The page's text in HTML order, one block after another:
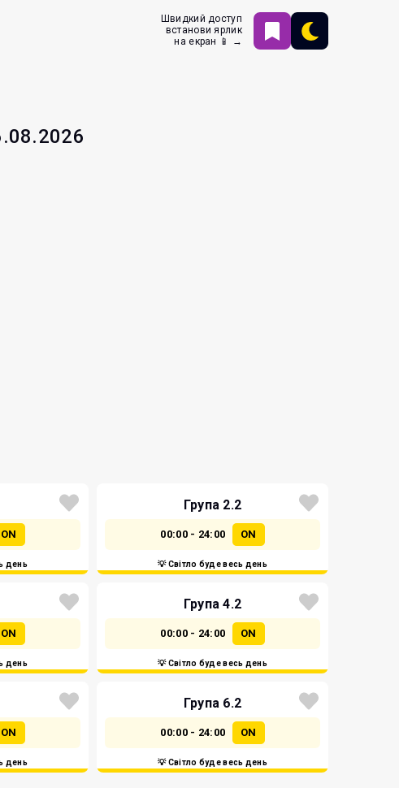
Швидкий доступ
встанови ярлик
на екран 📱 →
ON
день
Група 2.2
00:00 - 24:00 ON
💡 Світло буде весь день
ON
день
Група 4.2
00:00 - 24:00 ON
💡 Світло буде весь день
ON
день
Група 6.2
00:00 - 24:00 ON
💡 Світло буде весь день